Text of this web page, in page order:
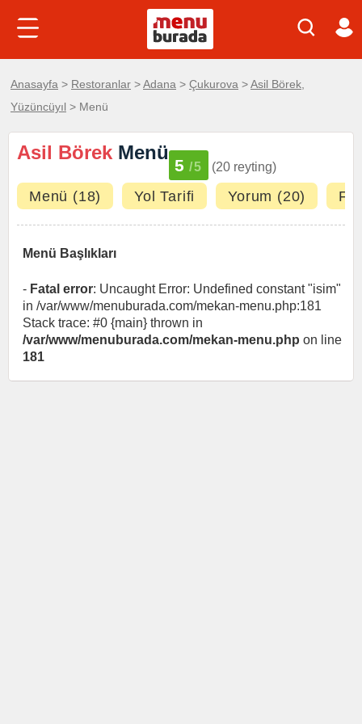
Anasayfa > Restoranlar >Adana > Çukurova >Asil Börek,
Yüzüncüyıl > Menü
Asil Börek Menü
5 /5 (20 reyting)
Menü (18) Yol Tarifi Yorum (20)
Menü Başlıkları
- Fatal error: Uncaught Error: Undefined constant "isim"
in /var/www/menuburada.com/mekan-menu.php:181
Stack trace: #0 {main} thrown in
/var/www/menuburada.com/mekan-menu.php on line
181